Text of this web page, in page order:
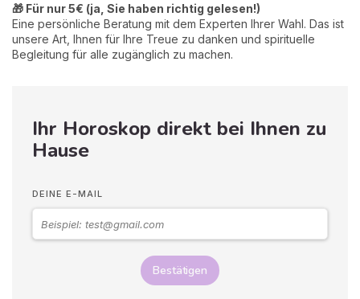
🎁 Für nur 5€ (ja, Sie haben richtig gelesen!)
Eine persönliche Beratung mit dem Experten Ihrer Wahl. Das ist
unsere Art, Ihnen für Ihre Treue zu danken und spirituelle
Begleitung für alle zugänglich zu machen.
Ihr Horoskop direkt bei Ihnen zu
Hause
DEINE E-MAIL
Bestätigen